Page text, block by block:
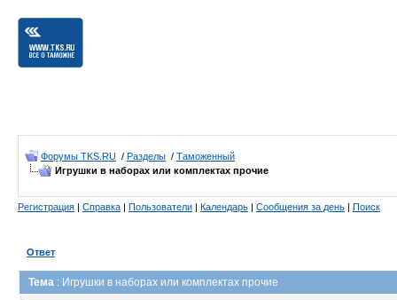
Форумы TKS.RU / Разделы / Таможенный
Игрушки в наборах или комплектах прочие
Регистрация | Справка | Пользователи | Календарь | Сообщения за день | Поиск
Ответ
Тема : Игрушки в наборах или комплектах прочие